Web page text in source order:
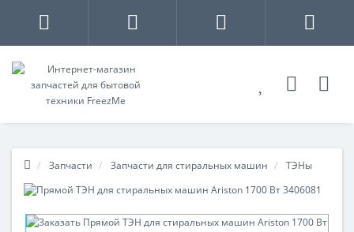
Запчасти Запчасти для стиральных машин ТЭНы